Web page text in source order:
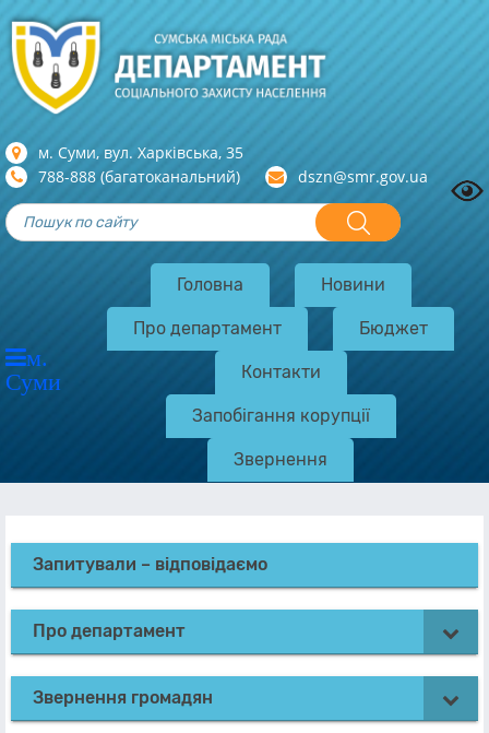
м. Суми, вул. Харкiвська, 35
788-888 (багатоканальний)
dszn@smr.gov.ua
м.
Суми
Головна Новини
Про департамент Бюджет
Контакти
Запобігання корупції
Звернення
Запитували – відповідаємо
Про департамент
Звернення громадян